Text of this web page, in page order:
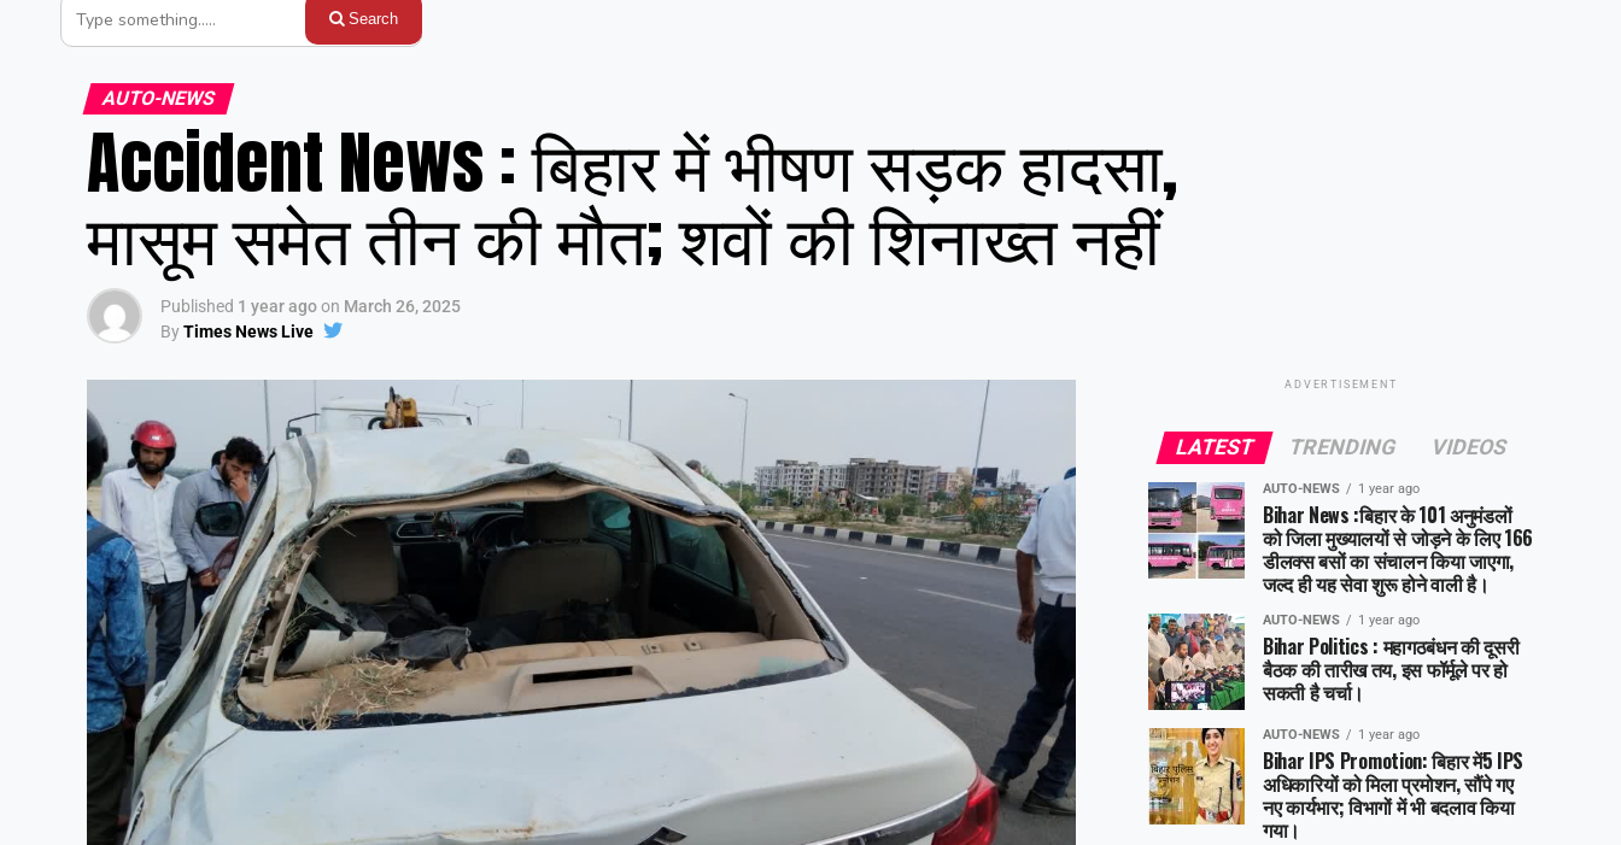
Search
AUTO-NEWS
Accident News : बिहार में भीषण सड़क हादसा,
मासूम समेत तीन की मौत; शवों की शिनाख्त नहीं
Published 1 year agoon March 26, 2025
ByTimes News Live
ADVERTISEMENT
LATEST TRENDING VIDEOS
AUTO-NEWS 1 year ago
Bihar News :बिहार के 101 अनुमंडलों
को जिला मुख्यालयों से जोड़ने के लिए 166
डीलक्स बसों का संचालन किया जाएगा,
जल्द ही यह सेवा शुरू होने वाली है।
AUTO-NEWS 1 year ago
Bihar Politics : महागठबंधन की दूसरी
बैठक की तारीख तय, इस फॉर्मूले पर हो
सकती है चर्चा।
AUTO-NEWS 1 year ago
Bihar IPS Promotion: बिहार में5 IPS
अधिकारियों को मिला प्रमोशन, सौंपे गए
नए कार्यभार; विभागों में भी बदलाव किया
गया।